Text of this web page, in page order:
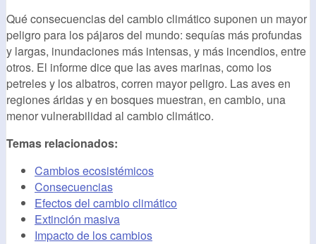
Qué consecuencias del cambio climático suponen un mayor
peligro para los pájaros del mundo: sequías más profundas
y largas, inundaciones más intensas, y más incendios, entre
otros. El informe dice que las aves marinas, como los
petreles y los albatros, corren mayor peligro. Las aves en
regiones áridas y en bosques muestran, en cambio, una
menor vulnerabilidad al cambio climático.
Temas relacionados:
Cambios ecosistémicos
Consecuencias
Efectos del cambio climático
Extinción masiva
Impacto de los cambios